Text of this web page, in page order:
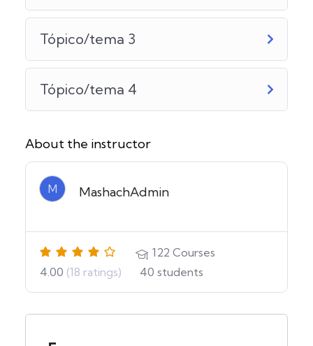
Tópico/tema 3
Tópico/tema 4
About the instructor
M MashachAdmin
4.00 (18 ratings)
122 Courses
40 students